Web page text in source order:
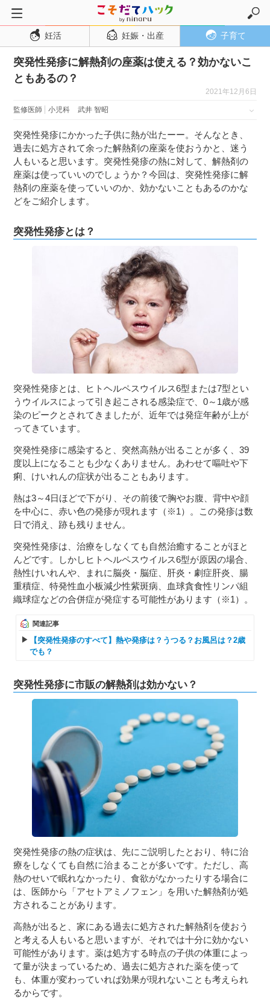
トップページ
妊活
妊娠・出産
妊娠中期
妊娠後期
出産
子育て・育児
０歳児
妊活 妊娠・出産 子育て
突発性発疹に解熱剤の座薬は使える？効かないこ
ともあるの？
2021年12月6日
監修医師 小児科 武井 智昭
突発性発疹にかかった子供に熱が出たーー。そんなとき、
過去に処方されて余った解熱剤の座薬を使おうかと、迷う
人もいると思います。突発性発疹の熱に対して、解熱剤の
座薬は使っていいのでしょうか？今回は、突発性発疹に解
熱剤の座薬を使っていいのか、効かないこともあるのかな
どをご紹介します。
突発性発疹とは？
突発性発疹とは、ヒトヘルペスウイルス6型または7型とい
うウイルスによって引き起こされる感染症で、0～1歳が感
染のピークとされてきましたが、近年では発症年齢が上が
ってきています。
突発性発疹に感染すると、突然高熱が出ることが多く、39
度以上になることも少なくありません。あわせて嘔吐や下
痢、けいれんの症状が出ることもあります。
熱は3～4日ほどで下がり、その前後で胸やお腹、背中や顔
を中心に、赤い色の発疹が現れます（※1）。この発疹は数
日で消え、跡も残りません。
突発性発疹は、治療をしなくても自然治癒することがほと
んどです。しかしヒトヘルペスウイルス6型が原因の場合、
熱性けいれんや、まれに脳炎・脳症、肝炎・劇症肝炎、腸
重積症、特発性血小板減少性紫斑病、血球貪食性リンパ組
織球症などの合併症が発症する可能性があります（※1）。
関連記事
【突発性発疹のすべて】熱や発疹は？うつる？お風呂は？2歳
でも？
突発性発疹に市販の解熱剤は効かない？
突発性発疹の熱の症状は、先にご説明したとおり、特に治
療をしなくても自然に治まることが多いです。ただし、高
熱のせいで眠れなかったり、食欲がなかったりする場合に
は、医師から「アセトアミノフェン」を用いた解熱剤が処
方されることがあります。
高熱が出ると、家にある過去に処方された解熱剤を使おう
と考える人もいると思いますが、それでは十分に効かない
可能性があります。薬は処方する時点の子供の体重によっ
て量が決まっているため、過去に処方された薬を使って
も、体重が変わっていれば効果が現れないことも考えられ
るからです。